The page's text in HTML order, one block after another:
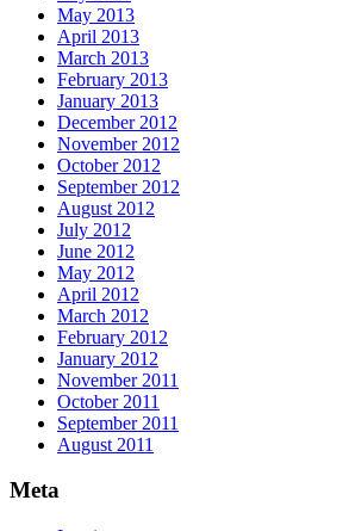
May 2013
April 2013
March 2013
February 2013
January 2013
December 2012
November 2012
October 2012
September 2012
August 2012
July 2012
June 2012
May 2012
April 2012
March 2012
February 2012
January 2012
November 2011
October 2011
September 2011
August 2011
Meta